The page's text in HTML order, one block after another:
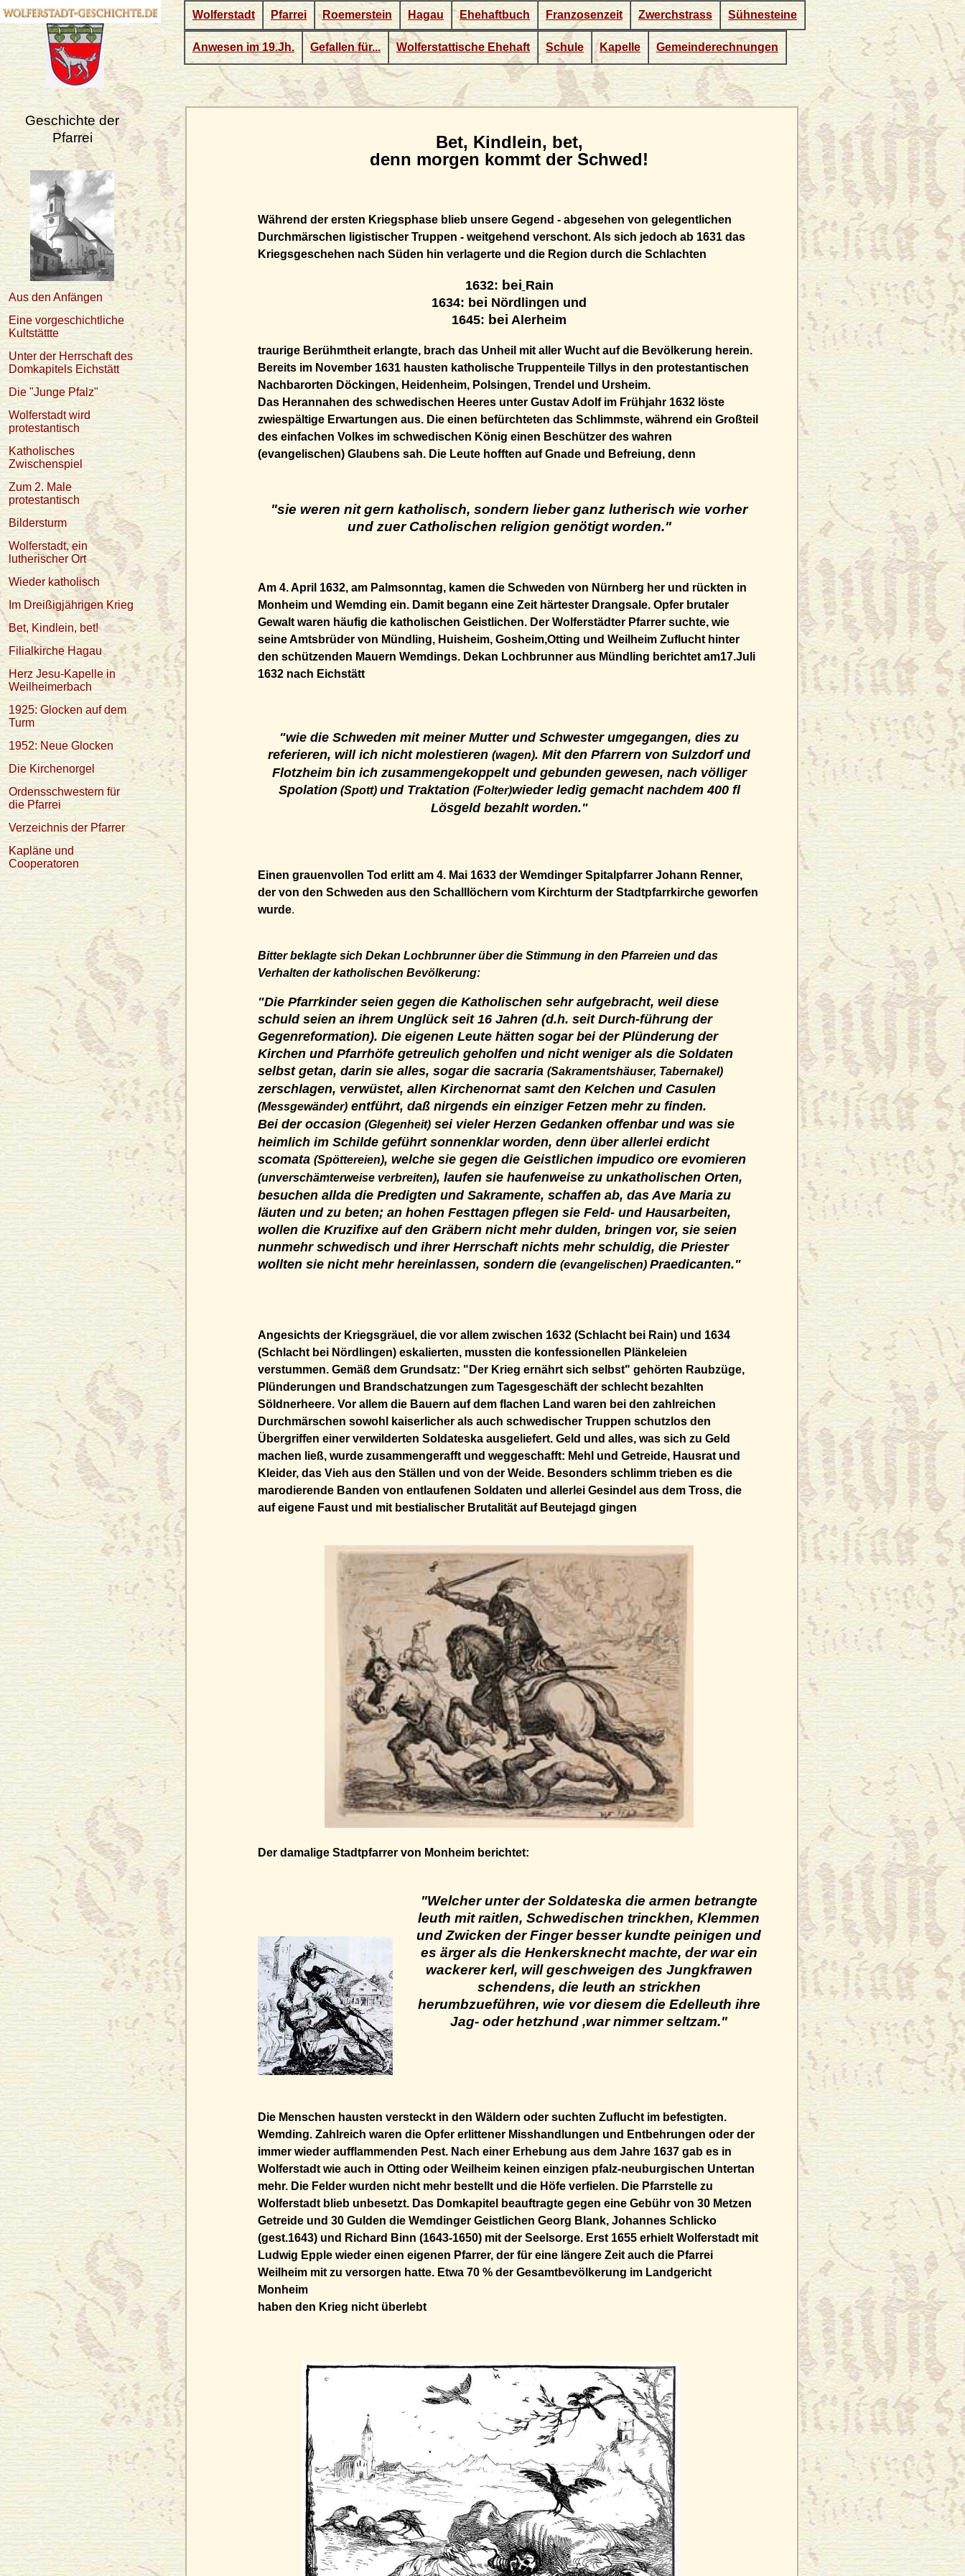
Die Menschen hausten versteckt in den Wäldern oder suchten Zuflucht im befestigten.
Wemding. Zahlreich waren die Opfer erlittener Misshandlungen und Entbehrungen oder der
immer wieder aufflammenden Pest. Nach einer Erhebung aus dem Jahre 1637 gab es in
Wolferstadt wie auch in Otting oder Weilheim keinen einzigen pfalz-neuburgischen Untertan
mehr. Die Felder wurden nicht mehr bestellt und die Höfe verfielen. Die Pfarrstelle zu
Wolferstadt blieb unbesetzt. Das Domkapitel beauftragte gegen eine Gebühr von 30 Metzen
Getreide und 30 Gulden die Wemdinger Geistlichen Georg Blank, Johannes Schlicko
(gest.1643) und Richard Binn (1643-1650) mit der Seelsorge. Erst 1655 erhielt Wolferstadt mit
Ludwig Epple wieder einen eigenen Pfarrer, der für eine längere Zeit auch die Pfarrei
Weilheim mit zu versorgen hatte. Etwa 70 % der Gesamtbevölkerung im Landgericht
Monheim
haben den Krieg nicht überlebt
Bet, Kindlein, bet,
denn morgen kommt der Schwed!
Während der ersten Kriegsphase blieb unsere Gegend - abgesehen von gelegentlichen
Durchmärschen ligistischer Truppen - weitgehend verschont. Als sich jedoch ab 1631 das
Kriegsgeschehen nach Süden hin verlagerte und die Region durch die Schlachten
1632: bei Rain
1634: bei Nördlingen und
1645: bei Alerheim
traurige Berühmtheit erlangte, brach das Unheil mit aller Wucht auf die Bevölkerung herein.
Bereits im November 1631 hausten katholische Truppenteile Tillys in den protestantischen
Nachbarorten Döckingen, Heidenheim, Polsingen, Trendel und Ursheim.
Das Herannahen des schwedischen Heeres unter Gustav Adolf im Frühjahr 1632 löste
zwiespältige Erwartungen aus. Die einen befürchteten das Schlimmste, während ein Großteil
des einfachen Volkes im schwedischen König einen Beschützer des wahren
(evangelischen) Glaubens sah. Die Leute hofften auf Gnade und Befreiung, denn
"sie weren nit gern katholisch, sondern lieber ganz lutherisch wie vorher
und zuer Catholischen religion genötigt worden."
Am 4. April 1632, am Palmsonntag, kamen die Schweden von Nürnberg her und rückten in
Monheim und Wemding ein. Damit begann eine Zeit härtester Drangsale. Opfer brutaler
Gewalt waren häufig die katholischen Geistlichen. Der Wolferstädter Pfarrer suchte, wie
seine Amtsbrüder von Mündling, Huisheim, Gosheim,Otting und Weilheim Zuflucht hinter
den schützenden Mauern Wemdings. Dekan Lochbrunner aus Mündling berichtet am17.Juli
1632 nach Eichstätt
"wie die Schweden mit meiner Mutter und Schwester umgegangen, dies zu
referieren, will ich nicht molestieren (wagen). Mit den Pfarrern von Sulzdorf und
Flotzheim bin ich zusammengekoppelt und gebunden gewesen, nach völliger
Spolation(Spott) und Traktation (Folter)wieder ledig gemacht nachdem 400 fl
Lösgeld bezahlt worden."
Einen grauenvollen Tod erlitt am 4. Mai 1633 der Wemdinger Spitalpfarrer Johann Renner,
der von den Schweden aus den Schalllöchern vom Kirchturm der Stadtpfarrkirche geworfen
wurde.
Bitter beklagte sich Dekan Lochbrunner über die Stimmung in den Pfarreien und das
Verhalten der katholischen Bevölkerung:
"Die Pfarrkinder seien gegen die Katholischen sehr aufgebracht, weil diese
schuld seien an ihrem Unglück seit 16 Jahren (d.h. seit Durch-führung der
Gegenreformation). Die eigenen Leute hätten sogar bei der Plünderung der
Kirchen und Pfarrhöfe getreulich geholfen und nicht weniger als die Soldaten
selbst getan, darin sie alles, sogar die sacraria (Sakramentshäuser, Tabernakel)
zerschlagen, verwüstet, allen Kirchenornat samt den Kelchen und Casulen
(Messgewänder) entführt, daß nirgends ein einziger Fetzen mehr zu finden.
Bei der occasion (Glegenheit) sei vieler Herzen Gedanken offenbar und was sie
heimlich im Schilde geführt sonnenklar worden, denn über allerlei erdicht
scomata (Spöttereien), welche sie gegen die Geistlichen impudico ore evomieren
(unverschämterweise verbreiten), laufen sie haufenweise zu unkatholischen Orten,
besuchen allda die Predigten und Sakramente, schaffen ab, das Ave Maria zu
läuten und zu beten; an hohen Festtagen pflegen sie Feld- und Hausarbeiten,
wollen die Kruzifixe auf den Gräbern nicht mehr dulden, bringen vor, sie seien
nunmehr schwedisch und ihrer Herrschaft nichts mehr schuldig, die Priester
wollten sie nicht mehr hereinlassen, sondern die (evangelischen) Praedicanten."
Angesichts der Kriegsgräuel, die vor allem zwischen 1632 (Schlacht bei Rain) und 1634
(Schlacht bei Nördlingen) eskalierten, mussten die konfessionellen Plänkeleien
verstummen. Gemäß dem Grundsatz: "Der Krieg ernährt sich selbst" gehörten Raubzüge,
Plünderungen und Brandschatzungen zum Tagesgeschäft der schlecht bezahlten
Söldnerheere. Vor allem die Bauern auf dem flachen Land waren bei den zahlreichen
Durchmärschen sowohl kaiserlicher als auch schwedischer Truppen schutzlos den
Übergriffen einer verwilderten Soldateska ausgeliefert. Geld und alles, was sich zu Geld
machen ließ, wurde zusammengerafft und weggeschafft: Mehl und Getreide, Hausrat und
Kleider, das Vieh aus den Ställen und von der Weide. Besonders schlimm trieben es die
marodierende Banden von entlaufenen Soldaten und allerlei Gesindel aus dem Tross, die
auf eigene Faust und mit bestialischer Brutalität auf Beutejagd gingen
"Welcher unter der Soldateska die armen betrangte
leuth mit raitlen, Schwedischen trinckhen, Klemmen
und Zwicken der Finger besser kundte peinigen und
es ärger als die Henkersknecht machte, der war ein
wackerer kerl, will geschweigen des Jungkfrawen
schendens, die leuth an strickhen
herumbzueführen, wie vor diesem die Edelleuth ihre
Jag- oder hetzhund ,war nimmer seltzam."
Der damalige Stadtpfarrer von Monheim berichtet:
Wolferstadt Pfarrei Roemerstein Hagau Ehehaftbuch Franzosenzeit Zwerchstrass Sühnesteine
Anwesen im 19.Jh. Gefallen für... Wolferstattische Ehehaft Schule Kapelle Gemeinderechnungen
Geschichte der
Pfarrei
Aus den Anfängen
Eine vorgeschichtliche
Kultstättte
Unter der Herrschaft des
Domkapitels Eichstätt
Die "Junge Pfalz"
Wolferstadt wird
protestantisch
Katholisches
Zwischenspiel
Zum 2. Male
protestantisch
Bildersturm
Wolferstadt, ein
lutherischer Ort
Wieder katholisch
Im Dreißigjährigen Krieg
Bet, Kindlein, bet!
Filialkirche Hagau
Herz Jesu-Kapelle in
Weilheimerbach
1925: Glocken auf dem
Turm
1952: Neue Glocken
Die Kirchenorgel
Ordensschwestern für
die Pfarrei
Verzeichnis der Pfarrer
Kapläne und
Cooperatoren